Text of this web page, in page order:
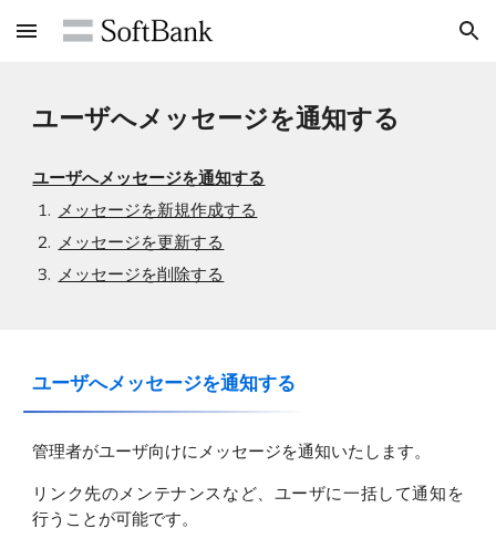
Skip to main content Skip to navigation
ユーザへメッセージを通知する
ユーザへメッセージを通知する
メッセージを新規作成する
メッセージを更新する
メッセージを削除する
ユーザへメッセージを通知する
管理者がユーザ向けにメッセージを通知いたします。
リンク先のメンテナンスなど、ユーザに一括して通知を
行うことが可能です。